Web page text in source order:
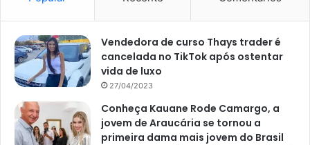
avaliar o local da implementação desse jardim,
combinado? Assim, você vai garantir a manutenção de
plantas saudáveis.
Rendimento do jardim
hidropônico
É importante ter em mente que, se você seguir as nossas
Vendedora de curso Thays trader é
cancelada no TikTok após ostentar
vida de luxo
27/04/2023
Conheça Kauane Rode Camargo, a
jovem de Araucária se tornou a
primeira dama mais jovem do Brasil